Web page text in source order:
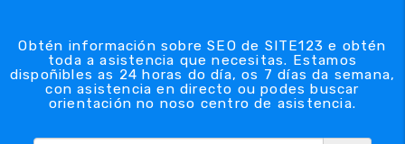
Obtén información sobre SEO de SITE123 e obtén
toda a asistencia que necesitas. Estamos
dispoñibles as 24 horas do día, os 7 días da semana,
con asistencia en directo ou podes buscar
orientación no noso centro de asistencia.